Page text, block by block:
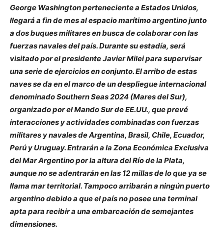
George Washington perteneciente a Estados Unidos,
llegará a fin de mes al espacio marítimo argentino junto
a dos buques militares en busca de colaborar con las
fuerzas navales del país. Durante su estadía, será
visitado por el presidente Javier Milei para supervisar
una serie de ejercicios en conjunto. El arribo de estas
naves se da en el marco de un despliegue internacional
denominado Southern Seas 2024 (Mares del Sur),
organizado por el Mando Sur de EE.UU., que prevé
interacciones y actividades combinadas con fuerzas
militares y navales de Argentina, Brasil, Chile, Ecuador,
Perú y Uruguay. Entrarán a la Zona Económica Exclusiva
del Mar Argentino por la altura del Río de la Plata,
aunque no se adentrarán en las 12 millas de lo que ya se
llama mar territorial. Tampoco arribarán a ningún puerto
argentino debido a que el país no posee una terminal
apta para recibir a una embarcación de semejantes
dimensiones.